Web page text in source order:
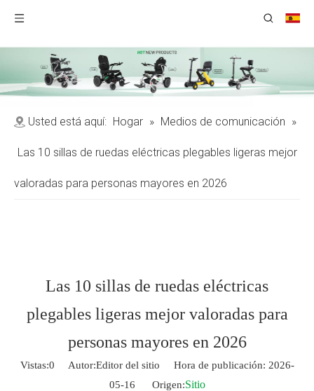
Usted está aquí: Hogar » Medios de comunicación »
Las 10 sillas de ruedas eléctricas plegables ligeras mejor
valoradas para personas mayores en 2026
Las 10 sillas de ruedas eléctricas
plegables ligeras mejor valoradas para
personas mayores en 2026
Vistas:0 Autor:Editor del sitio Hora de publicación: 2026-
05-16 Origen:Sitio